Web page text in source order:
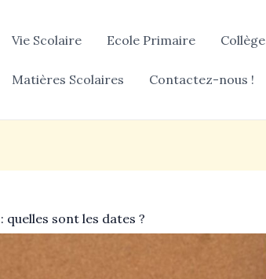
Vie Scolaire Ecole Primaire Collège
Matières Scolaires Contactez-nous !
quelles sont les dates ?